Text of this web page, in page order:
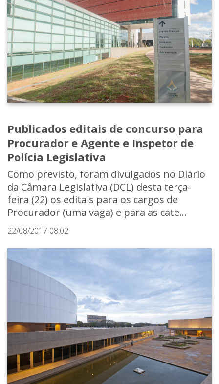
Publicados editais de concurso para
Procurador e Agente e Inspetor de
Polícia Legislativa
Como previsto, foram divulgados no Diário
da Câmara Legislativa (DCL) desta terça-
feira (22) os editais para os cargos de
Procurador (uma vaga) e para as cate...
22/08/2017 08:02